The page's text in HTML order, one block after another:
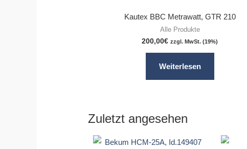
Kautex BBC Metrawatt, GTR 210
Alle Produkte
200,00€ zzgl. MwSt. (19%)
Weiterlesen
Zuletzt angesehen